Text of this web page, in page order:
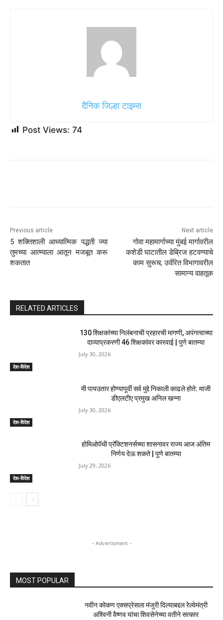
दैनिक जिल्हा टाइम्स
Post Views: 74
Previous article
5 शक्तिशाली आध्यात्मिक पद्धती ज्या
तुमच्या आत्म्याला आतून मजबूत करू
शकतात
Next article
गोवा महामार्गाच्या मुंबई मार्गावरील
कशेडी घाटातील डेब्रिज हटवण्याचे
काम सुरूच; उर्वरित विभागावरील
सामान्य वाहतूक
RELATED ARTICLES
देश-विदेश
130 शिक्षकांच्या निलंबनाची प्रहारची मागणी, अपंगत्वाच्या
दाव्याप्रकरणी 46 शिक्षकांवर कारवाई | पुणे बातम्या
July 30, 2026
देश-विदेश
मी पायउतार होण्यापूर्वी सर्व मुद्दे निकाली काढले होते: माजी
डीएलटीए प्रमुख अनिल खन्ना
July 30, 2026
देश-विदेश
होमिओपॅथी प्रॅक्टिशनर्सच्या शासनावर राज्य आज अंतिम
निर्णय देऊ शकते | पुणे बातम्या
July 29, 2026
- Advertisment -
MOST POPULAR
नवीन कोकण एक्सप्रेसला मंजुरी दिल्याबद्दल रेल्वेमंत्री
अश्विनी वैष्णव यांचा शिवसेनेच्या वतीने सत्कार